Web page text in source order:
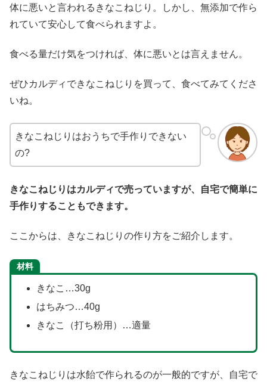
体に悪いと言われるきなこねじり。しかし、無添加で作ら
れていて安心して食べられますよ。
食べる量だけ気をつければ、体に悪いとは言えません。
ぜひカルディできなこねじりを買って、食べてみてくださ
いね。
きなこねじりはおうちで手作りできない
の?
きなこねじりはカルディで売っていますが、自宅で簡単に
手作りすることもできます。
ここからは、きなこねじりの作り方をご紹介します。
材料
きなこ…30g
はちみつ…40g
きなこ（打ち粉用）…適量
きなこねじりは水飴で作られるのが一般的ですが、自宅で